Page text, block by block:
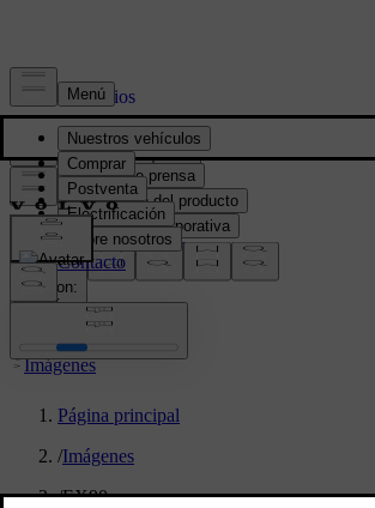
Prensa y Medios
Material de prensa
Información del producto
Información corporativa
Contacto de medios
location:
PY
Imágenes
Página principal
/Imágenes
/EX90